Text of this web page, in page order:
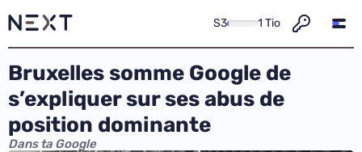
S3 1 Tio
Bruxelles somme Google de
s’expliquer sur ses abus de
position dominante
Dans ta Google